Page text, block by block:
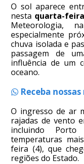
O sol aparece
nesta quarta-
Meteorologia,
especialmente
chuva isolada e
passagem de
influência de um
oceano.
Receba
O ingresso de ar
rajadas de vento
incluindo
temperaturas
feira (4), que
regiões do Estado.